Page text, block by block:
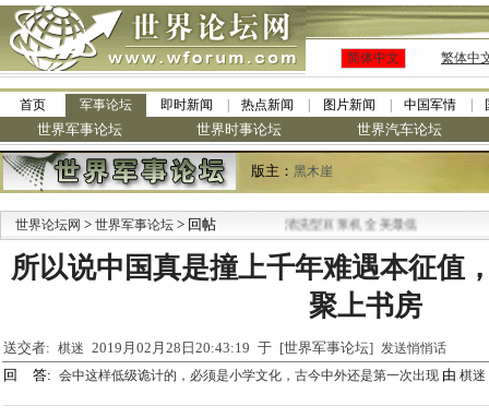
简体中文 繁体中
首页 军事论坛 即时新闻 热点新闻 图片新闻 中国军情
世界军事论坛 世界时事论坛 世界汽车论坛
版主： 黑木崖
世界论坛网 > 世界军事论坛 > 回帖
·九阳全新免清洗型豆浆机 全美最低
所以说中国真是撞上千年难遇本征值
聚上书房
送交者: 棋迷 2019月02月28日20:43:19 于 [世界军事论坛] 发送悄悄话
回 答: 会中这样低级诡计的，必须是小学文化，古今中外还是第一次出现 由 棋迷